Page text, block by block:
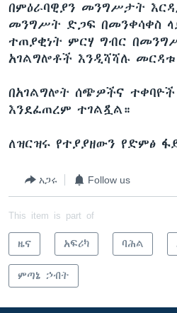
በምዕራባዊያን መንግሥታት
መንግሥት ድጋፍ በመንቀሳቀስ
ተጠያቂነት ምርሃ ግብር
አገልግሎቶች እንዲሻሻሉ
በአገልግሎት ሰጭዎችና
እንደፈጠረም ተገልጿል።
ለዝርዝሩ የተያያዘውን የድምፅ
አጋሩ Follow us
This item is part of
ዜና አፍሪካ ባሕል
ምጣኔ ኃብት